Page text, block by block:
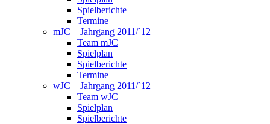
Spielberichte
Termine
mJC – Jahrgang 2011/`12
Team mJC
Spielplan
Spielberichte
Termine
wJC – Jahrgang 2011/`12
Team wJC
Spielplan
Spielberichte